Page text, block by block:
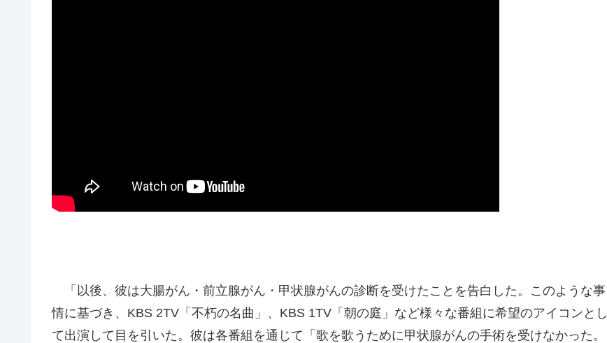
「以後、彼は大腸がん・前立腺がん・甲状腺がんの診断を受けたことを告白した。このような事
情に基づき、KBS 2TV「不朽の名曲」、KBS 1TV「朝の庭」など様々な番組に希望のアイコンとし
て出演して目を引いた。彼は各番組を通じて「歌を歌うために甲状腺がんの手術を受けなかった。